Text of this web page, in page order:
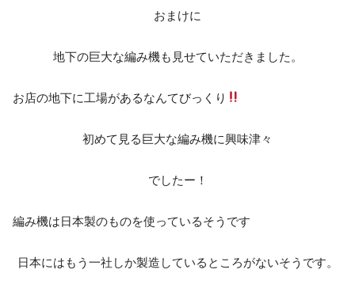
おまけに
地下の巨大な編み機も見せていただきました。
お店の地下に工場があるなんてびっくり
初めて見る巨大な編み機に興味津々
でしたー！
編み機は日本製のものを使っているそうです
日本にはもう一社しか製造しているところがないそうです。